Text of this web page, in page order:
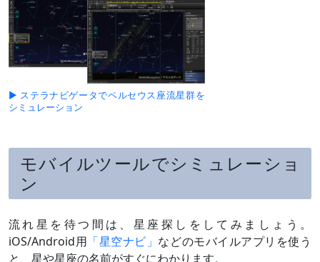
▶ ステラナビゲータでペルセウス座流星群を
シミュレーション
モバイルツールでシミュレーショ
ン
流れ星を待つ間は、星座探しをしてみましょう。
iOS/Android用 「星空ナビ」 などのモバイルアプリを使う
と、星や星座の名前がすぐにわかります。